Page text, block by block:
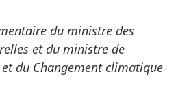
du ministre des
et du ministre de
et du Changement climatique